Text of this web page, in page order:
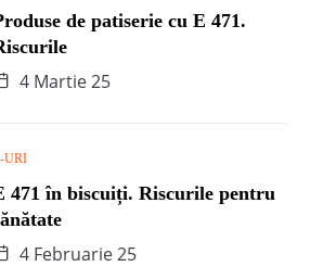
de patiserie cu E 471.
4 Martie 25
URI
471 în biscuiți. Riscurile pentru
4 Februarie 25